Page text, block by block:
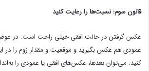
قانون سوم: نسبت‌ها را رعایت کنید
عکس گرفتن در حالت افقی خیلی راحت است. در
عمودی هم عکس بگیرید و موقعیت و مقدار زوم را در
کنید. می‌توان بعدها، عکس‌های افقی یا عمودی را